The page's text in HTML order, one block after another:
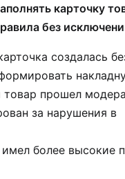
карточку
без
создалась
товар прошел
за нарушения в
более высокие